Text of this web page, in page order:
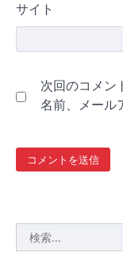
サイト
次回のコメン
名前、メール
索: